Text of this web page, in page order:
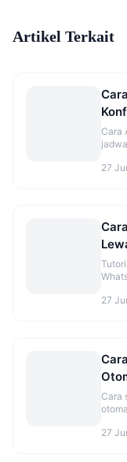
Artikel Terkait
Cara
27
27
Cara
27